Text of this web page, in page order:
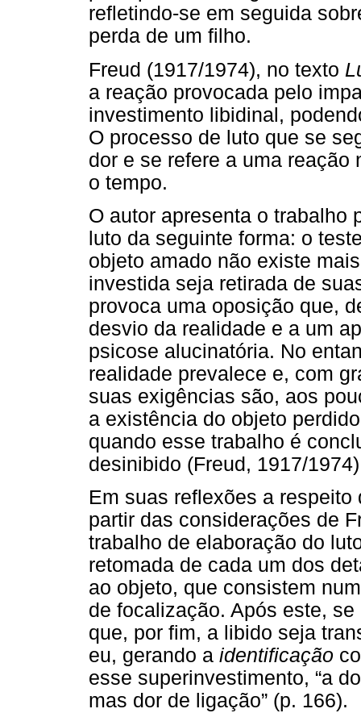
refletindo-se em seguida
perda de um filho.
Freud (1917/1974), no texto
a reação provocada pelo
investimento libidinal,
O processo de luto que se
dor e se refere a uma reação
o tempo.
O autor apresenta o trabalho
luto da seguinte forma: o
objeto amado não existe
investida seja retirada de
provoca uma oposição que,
desvio da realidade e a um
psicose alucinatória. No
realidade prevalece e, com
suas exigências são, aos
a existência do objeto
quando esse trabalho é
desinibido (Freud, 1917/
Em suas reflexões a
partir das considerações de
trabalho de elaboração do
retomada de cada um dos
ao objeto, que consistem
de focalização. Após este,
que, por fim, a libido seja
eu, gerando a identificação
esse superinvestimento, “a
mas dor de ligação” (p. 166).